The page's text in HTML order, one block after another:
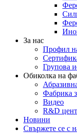
За нас
Профил
Групова
Обиколка на
Фабрика
Видео
R&D
Новини
Свържете се с